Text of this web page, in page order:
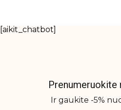
[aikit_chatbot]
Prenumeruokite
Ir gaukite -5%